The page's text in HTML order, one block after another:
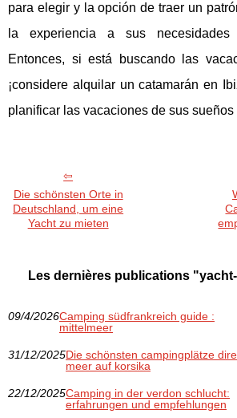
para elegir y la opción de traer un
la experiencia a sus necesidades
Entonces, si está buscando las
¡considere alquilar un catamarán en
planificar las vacaciones de sus sueños
Die schönsten Orte in
Deutschland, um eine
Yacht zu mieten
Les dernières publications
09/4/2026Camping südfrankreich guide :
mittelmeer
31/12/2025Die schönsten campingplätze
meer auf korsika
22/12/2025Camping in der verdon schlucht:
erfahrungen und empfehlungen